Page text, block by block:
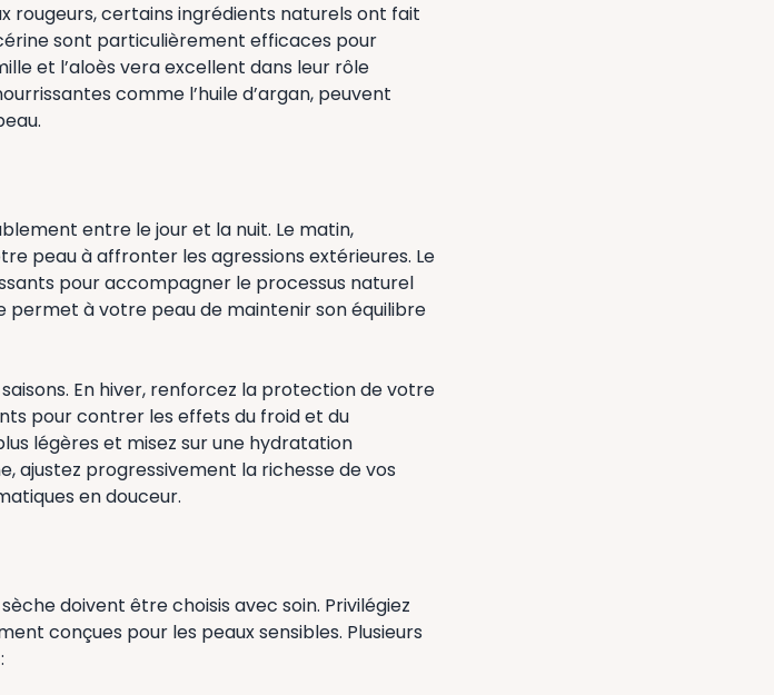
rougeurs, certains ingrédients naturels ont fait
sont particulièrement efficaces pour
et l’aloès vera excellent dans leur rôle
comme l’huile d’argan, peuvent
entre le jour et la nuit. Le matin,
peau à affronter les agressions extérieures. Le
pour accompagner le processus naturel
à votre peau de maintenir son équilibre
En hiver, renforcez la protection de votre
pour contrer les effets du froid et du
légères et misez sur une hydratation
ajustez progressivement la richesse de vos
en douceur.
doivent être choisis avec soin. Privilégiez
conçues pour les peaux sensibles. Plusieurs